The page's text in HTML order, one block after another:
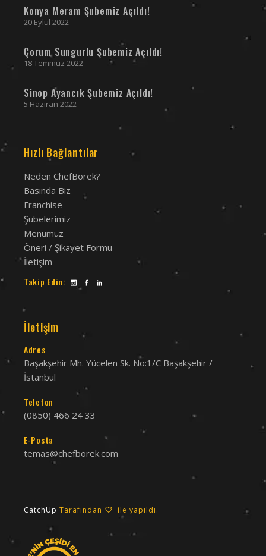
Konya Meram Şubemiz Açıldı!
20 Eylül 2022
Çorum Sungurlu Şubemiz Açıldı!
18 Temmuz 2022
Sinop Ayancık Şubemiz Açıldı!
5 Haziran 2022
Hızlı Bağlantılar
Neden ChefBörek?
Basında Biz
Franchise
Şubelerimiz
Menümüz
Öneri / Şikayet Formu
İletişim
Takip Edin:
İletişim
Adres
Başakşehir Mh. Yücelen Sk. No:1/C Başakşehir /
İstanbul
Telefon
(0850) 466 24 33
E-Posta
temas@chefborek.com
CatchUp Tarafından ile yapıldı.